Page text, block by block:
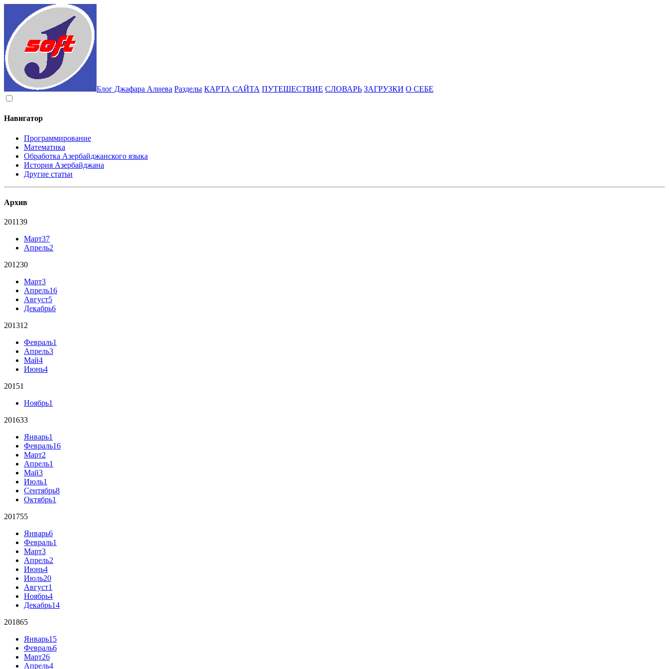
Блог Джафара Алиева Разделы КАРТА САЙТА ПУТЕШЕСТВИЕ СЛОВАРЬ ЗАГРУЗКИ О СЕБЕ
Навигатор
Программирование
Математика
Обработка Азербайджанского языка
История Азербайджана
Другие статьи
Архив
201139
Март37
Апрель2
201230
Март3
Апрель16
Август5
Декабрь6
201312
Февраль1
Апрель3
Май4
Июнь4
20151
Ноябрь1
201633
Январь1
Февраль16
Март2
Апрель1
Май3
Июль1
Сентябрь8
Октябрь1
201755
Январь6
Февраль1
Март3
Апрель2
Июнь4
Июль20
Август1
Ноябрь4
Декабрь14
201865
Январь15
Февраль6
Март26
Апрель4